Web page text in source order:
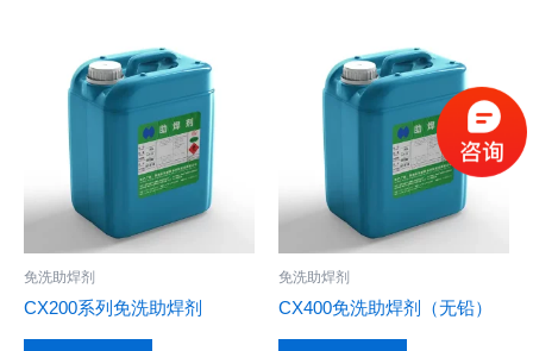
免洗助焊剂
CX200系列免洗助焊剂
免洗助焊剂
CX400免洗助焊剂（无铅）